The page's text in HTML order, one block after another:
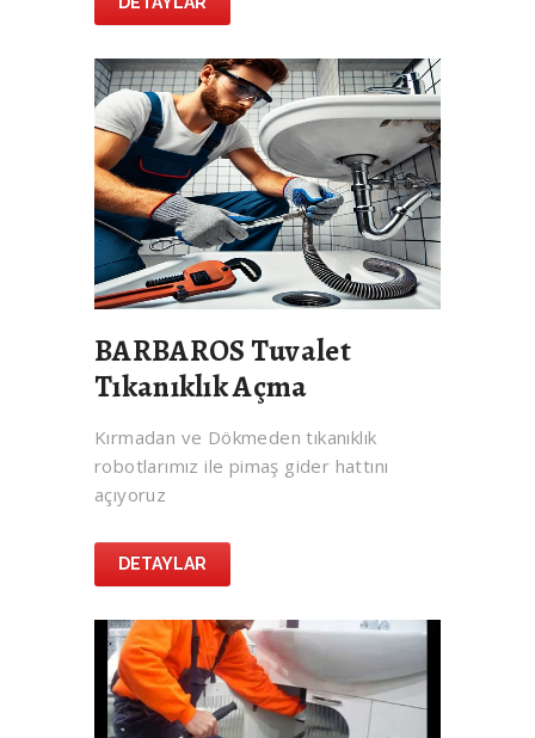
BARBAROS Tuvalet
Tıkanıklık Açma
Kırmadan ve Dökmeden tıkanıklık
robotlarımız ile pimaş gider hattını
açıyoruz
DETAYLAR